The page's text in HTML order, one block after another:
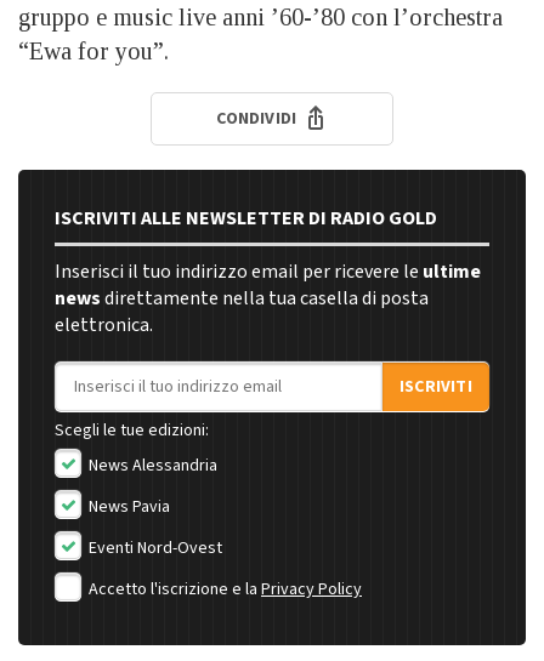
gruppo e music live anni ’60-’80 con l’orchestra
“Ewa for you”.
CONDIVIDI
ISCRIVITI ALLE NEWSLETTER DI RADIO GOLD
Inserisci il tuo indirizzo email per ricevere le ultime
newsdirettamente nella tua casella di posta
elettronica.
Indirizzo email
ISCRIVITI
Scegli le tue edizioni:
News Alessandria
News Pavia
Eventi Nord-Ovest
Accetto l'iscrizione e la Privacy Policy